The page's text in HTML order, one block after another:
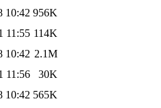
10:42 956K
11:55 114K
10:42 2.1M
11:56
30K
10:42 565K